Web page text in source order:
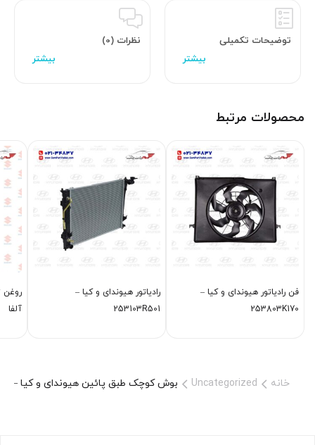
توضیحات تکمیلی نظرات (0)
محصولات مرتبط
فن رادياتور هیوندای و کیا –
253803K170
رادياتور هیوندای و کیا –
253103R501
آلفا
خانه Uncategorized بوش کوچک طبق پائین هیوندای و کیا – 545523M000